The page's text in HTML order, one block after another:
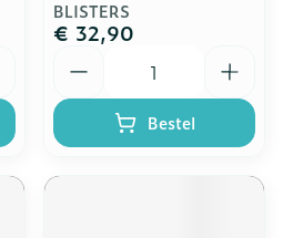
BLISTERS
€ 32,90
Bestel